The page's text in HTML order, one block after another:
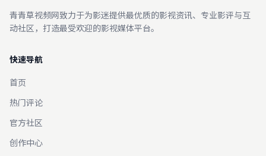
青青草视频网致力于为影迷提供最优质的影视资讯、专业影评与互
动社区，打造最受欢迎的影视媒体平台。
快速导航
首页
热门评论
官方社区
创作中心